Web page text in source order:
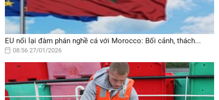
EU nối lại đàm phán nghề cá với Morocco: Bối cảnh, thách...
08:56 27/01/2026